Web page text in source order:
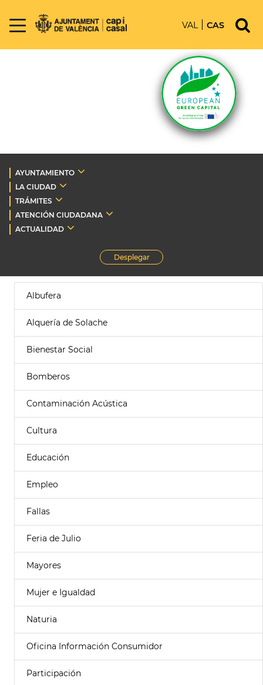
VAL CAS
AYUNTAMIENTO
LA CIUDAD
TRÁMITES
ATENCIÓN CIUDADANA
ACTUALIDAD
Desplegar
Albufera
Alquería de Solache
Bienestar Social
Bomberos
Contaminación Acústica
Cultura
Educación
Empleo
Fallas
Feria de Julio
Mayores
Mujer e Igualdad
Naturia
Oficina Información Consumidor
Participación